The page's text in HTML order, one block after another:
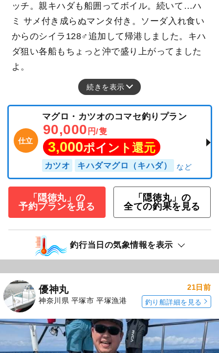
ッチ。親キハダも船囲ってボイル。続いて…ハ
ミ サメ付き成らぬマンタ付き。ソーダ入れ食い
からのシイラ128♂追加して帰港しました。キハ
ダ狙い各船もちょっと沖で盛り上がってました
よ。
続きを表示
仕立
マグロ・カツオのコマセ釣りプラン
90,000 円/隻
3,000ポイント還元
カツオ キハダマグロ（キハダ）
「隠徳丸」の
予約プランを見る
「隠徳丸」の
全ての釣果を見る
釣行当日の気象情報を表示
優神丸
神奈川県 平塚市 平塚漁港
21日前
釣り船詳細を見る